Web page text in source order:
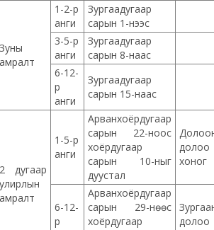
Зуны
амралт
1-2-р
анги
Зургаадугаар
сарын 1-нээс
3-5-р
анги
Зургаадугаар
сарын 8-наас
6-12-
р
анги
Зургаадугаар
сарын 15-наас
2 дугаар
улирлын
амралт
1-5-р
анги
Арванхоёрдугаар
сарын 22-ноос
хоёрдугаар
сарын 10-ныг
дуустал
долоо
хоног
6-12-
р
Арванхоёрдугаар
сарын 29-нөөс
хоёрдугаар
долоо